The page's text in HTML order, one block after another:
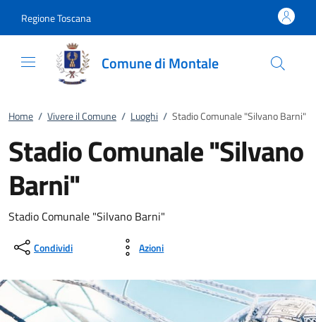
Regione Toscana
Comune di Montale
Home / Vivere il Comune / Luoghi / Stadio Comunale "Silvano Barni"
Stadio Comunale "Silvano
Barni"
Stadio Comunale "Silvano Barni"
Condividi Azioni